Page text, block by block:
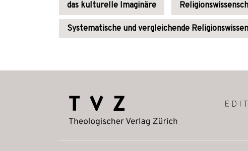
das kulturelle Imaginäre
Systematische und vergleichende